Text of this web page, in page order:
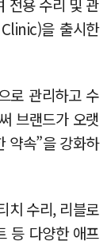
전용 수리 및 관
을 출시한
로 관리하고 수
브랜드가 오랫
약속”을 강화하
치 수리, 리블로
등 다양한 애프